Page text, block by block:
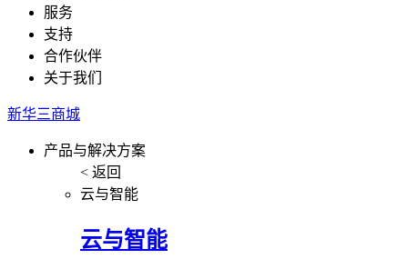
服务
支持
合作伙伴
关于我们
新华三商城
产品与解决方案
< 返回
云与智能
云与智能